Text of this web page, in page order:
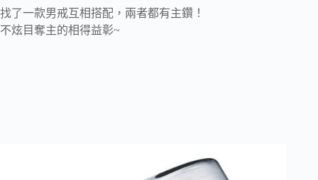
找了一款男戒互相搭配，兩者都有主鑽！
不炫目奪主的相得益彰~